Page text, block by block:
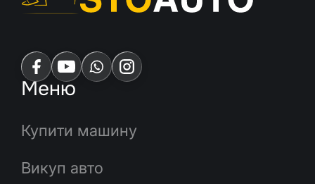
Меню
Купити машину
Викуп авто